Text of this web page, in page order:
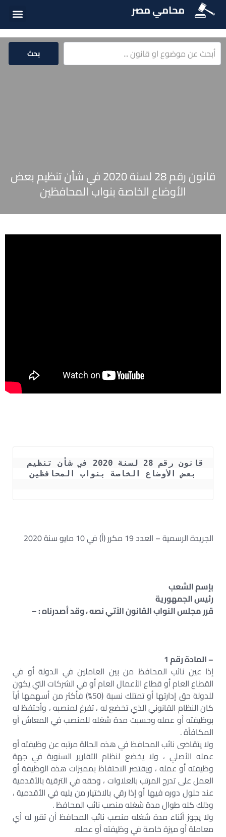
محامي مصر
بحث
قانون رقم 28 لسنة 2020 في شأن تنظيم بعض
الأوضاع الخاصة بنواب المحافظين
بعض الأوضاع الخاصة بنواب المحافظين
الجريدة الرسمية – العدد 19 مكرر (أ) في 10 مايو سنة 2020
بإسم الشعب
رئيس الجمهورية
قرر مجلس النواب القانون الآتي نصه ، وقد أصدرناه : –
– المادة رقم 1
إذا عين نائب المحافظ من بين العاملين في الدولة أو في
القطاع العام أو قطاع الأعمال العام أو في الشركات التي يكون
للدولة حق إدارتها أو تمتلك نسبة (50%) فأكثر من أسهمها أياً
كان النظام القانوني الذي تخضع له ، تفرغ لمنصبه ، وأحتفظ له
بوظيفته أو عمله وحسبت مدة شغله للمنصب في المعاش أو
المكافأة .
ولا يتقاضى نائب المحافظ في هذه الحالة مرتبه عن وظيفته أو
عمله الأصلي ، ولا يخضع لنظام التقارير السنوية في جهة
وظيفته أو عمله ، ويقتصر الاحتفاظ بمميزات هذه الوظيفة أو
العمل على تدرج المرتب بالعلاوات ، وحقه في الترقية بالأقدمية
عند حلول دوره فيها أو إذا رقي بالاختيار من يليه في الأقدمية ،
وذلك كله طوال مدة شغله منصب نائب المحافظ .
ولا يجوز أثناء مدة شغله منصب نائب المحافظ أن تقرر له أي
معاملة أو ميزة خاصة في وظيفته أو عمله.